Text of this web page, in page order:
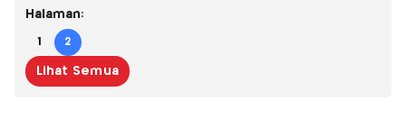
Halaman:
1 2
Lihat Semua